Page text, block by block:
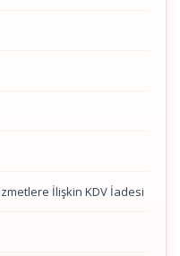
İlişkin KDV İadesi